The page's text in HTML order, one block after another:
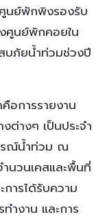
นย์พักพิงรองรับ
ศูนย์พักคอยใน
บภัยน้ำท่วมช่วงปี
อการรายงาน
ต่างๆ เป็นประจำ
รณ์น้ำท่วม ณ
นวนเคสและพื้นที่
ารได้รับความ
ำงาน และการ